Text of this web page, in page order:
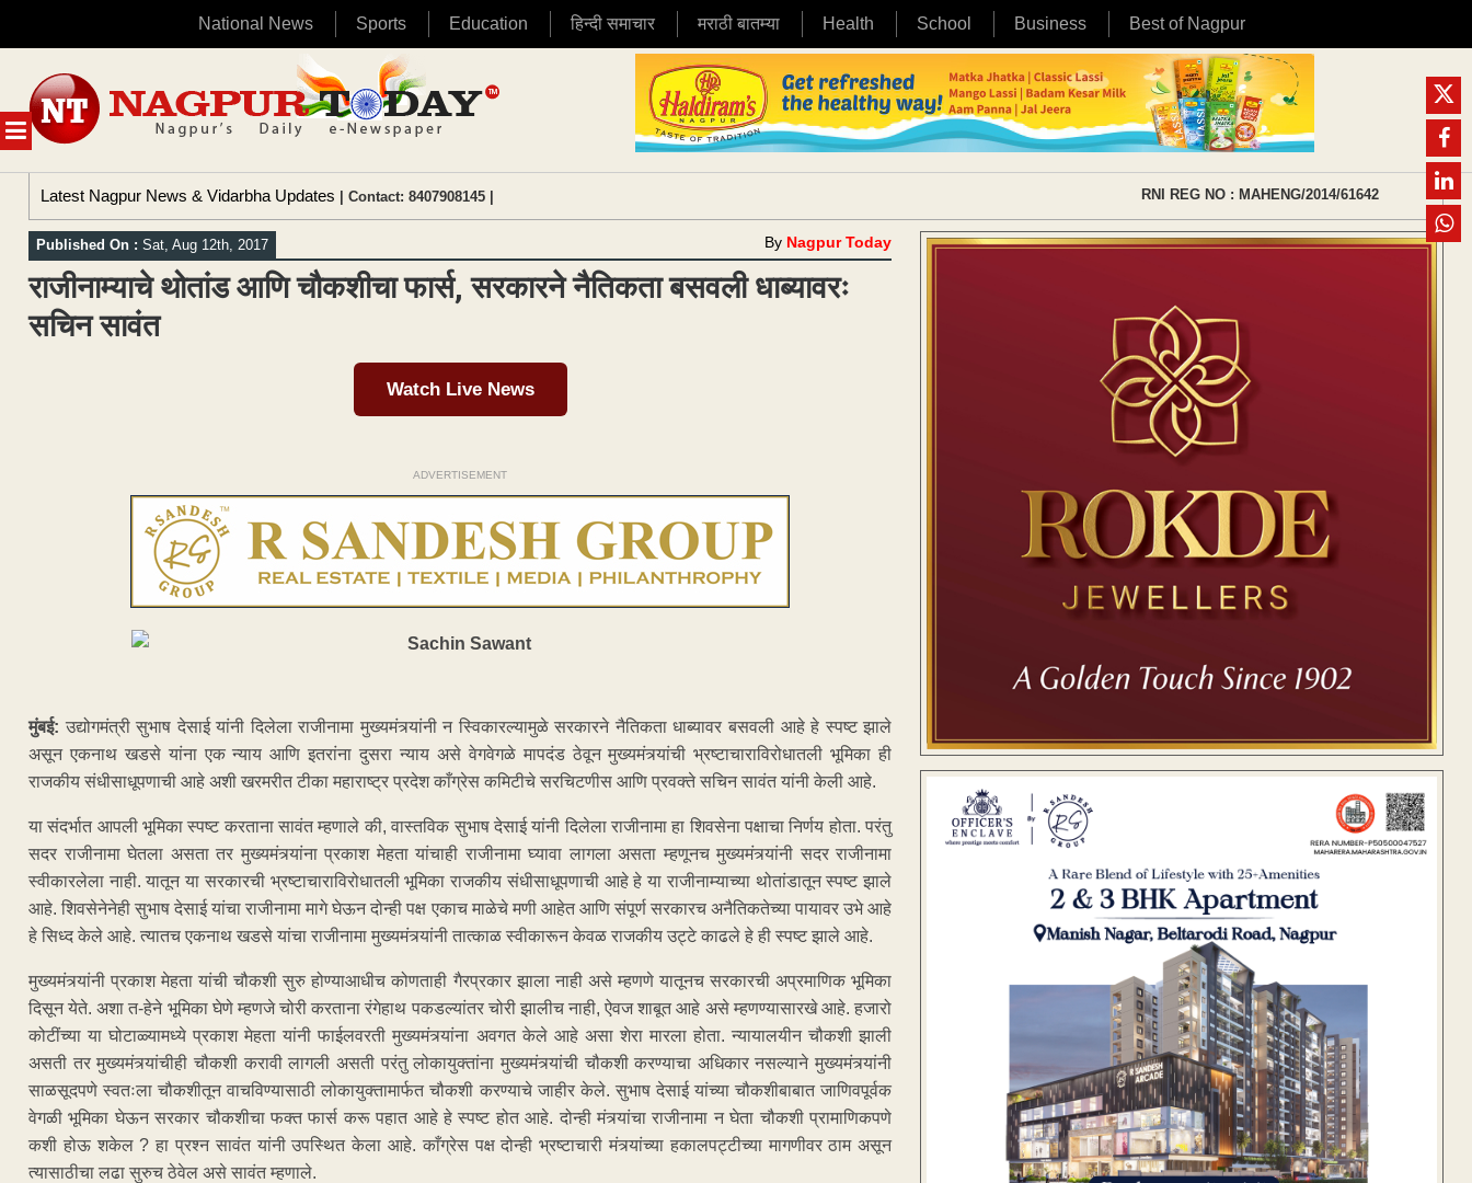
National News Sports Education हिन्दी समाचार मराठी बातम्या Health School Business Best of Nagpur
MENU
content
Latest Nagpur News & Vidarbha Updates | Contact: 8407908145 | RNI REG NO : MAHENG/2014/61642
Published On : Sat, Aug 12th, 2017 By Nagpur Today
राजीनाम्याचे थोतांड आणि चौकशीचा फार्स, सरकारने नैतिकता बसवली धाब्यावरः
सचिन सावंत
Watch Live News
ADVERTISEMENT
मुंबई: उद्योगमंत्री सुभाष देसाई यांनी दिलेला राजीनामा मुख्यमंत्र्यांनी न स्विकारल्यामुळे सरकारने नैतिकता धाब्यावर बसवली आहे हे स्पष्ट झाले
असून एकनाथ खडसे यांना एक न्याय आणि इतरांना दुसरा न्याय असे वेगवेगळे मापदंड ठेवून मुख्यमंत्र्यांची भ्रष्टाचाराविरोधातली भूमिका ही
राजकीय संधीसाधूपणाची आहे अशी खरमरीत टीका महाराष्ट्र प्रदेश काँग्रेस कमिटीचे सरचिटणीस आणि प्रवक्ते सचिन सावंत यांनी केली आहे.
या संदर्भात आपली भूमिका स्पष्ट करताना सावंत म्हणाले की, वास्तविक सुभाष देसाई यांनी दिलेला राजीनामा हा शिवसेना पक्षाचा निर्णय होता. परंतु
सदर राजीनामा घेतला असता तर मुख्यमंत्र्यांना प्रकाश मेहता यांचाही राजीनामा घ्यावा लागला असता म्हणूनच मुख्यमंत्र्यांनी सदर राजीनामा
स्वीकारलेला नाही. यातून या सरकारची भ्रष्टाचाराविरोधातली भूमिका राजकीय संधीसाधूपणाची आहे हे या राजीनाम्याच्या थोतांडातून स्पष्ट झाले
आहे. शिवसेनेनेही सुभाष देसाई यांचा राजीनामा मागे घेऊन दोन्ही पक्ष एकाच माळेचे मणी आहेत आणि संपूर्ण सरकारच अनैतिकतेच्या पायावर उभे आहे
हे सिध्द केले आहे. त्यातच एकनाथ खडसे यांचा राजीनामा मुख्यमंत्र्यांनी तात्काळ स्वीकारून केवळ राजकीय उट्टे काढले हे ही स्पष्ट झाले आहे.
मुख्यमंत्र्यांनी प्रकाश मेहता यांची चौकशी सुरु होण्याआधीच कोणताही गैरप्रकार झाला नाही असे म्हणणे यातूनच सरकारची अप्रमाणिक भूमिका
दिसून येते. अशा त-हेने भूमिका घेणे म्हणजे चोरी करताना रंगेहाथ पकडल्यांतर चोरी झालीच नाही, ऐवज शाबूत आहे असे म्हणण्यासारखे आहे. हजारो
कोटींच्या या घोटाळ्यामध्ये प्रकाश मेहता यांनी फाईलवरती मुख्यमंत्र्यांना अवगत केले आहे असा शेरा मारला होता. न्यायालयीन चौकशी झाली
असती तर मुख्यमंत्र्यांचीही चौकशी करावी लागली असती परंतु लोकायुक्तांना मुख्यमंत्र्यांची चौकशी करण्याचा अधिकार नसल्याने मुख्यमंत्र्यांनी
साळसूदपणे स्वतःला चौकशीतून वाचविण्यासाठी लोकायुक्तामार्फत चौकशी करण्याचे जाहीर केले. सुभाष देसाई यांच्या चौकशीबाबात जाणिवपूर्वक
वेगळी भूमिका घेऊन सरकार चौकशीचा फक्त फार्स करू पहात आहे हे स्पष्ट होत आहे. दोन्ही मंत्र्यांचा राजीनामा न घेता चौकशी प्रामाणिकपणे
कशी होऊ शकेल ? हा प्रश्न सावंत यांनी उपस्थित केला आहे. काँग्रेस पक्ष दोन्ही भ्रष्टाचारी मंत्र्यांच्या हकालपट्टीच्या मागणीवर ठाम असून
त्यासाठीचा लढा सुरुच ठेवेल असे सावंत म्हणाले.